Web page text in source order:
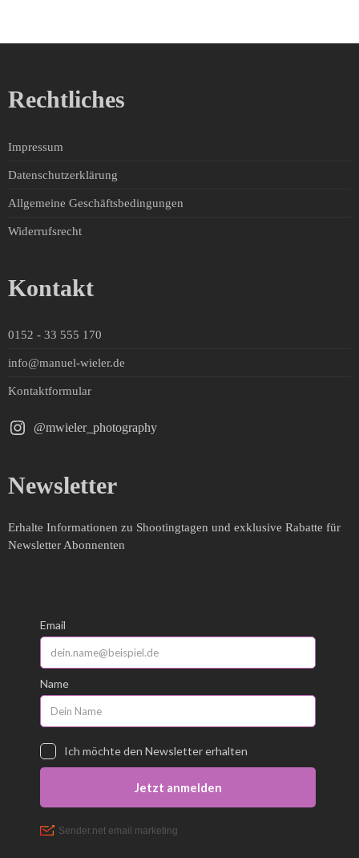
Rechtliches
Impressum
Datenschutzerklärung
Allgemeine Geschäftsbedingungen
Widerrufsrecht
Kontakt
0152 - 33 555 170
info@manuel-wieler.de
Kontaktformular
@mwieler_photography
Newsletter
Erhalte Informationen zu Shootingtagen und exklusive Rabatte für
Newsletter Abonnenten